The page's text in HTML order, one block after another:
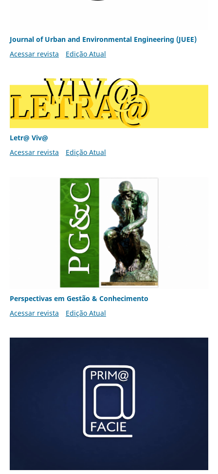
Journal of Urban and Environmental Engineering (JUEE)
Acessar revista
Edição Atual
Letr@ Viv@
Acessar revista
Edição Atual
Perspectivas em Gestão & Conhecimento
Acessar revista
Edição Atual